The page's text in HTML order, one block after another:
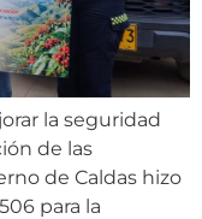
la seguridad
de las
de Caldas hizo
para la